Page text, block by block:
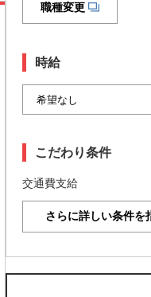
職種変更
時給
こだわり条件
交通費支給
さらに詳しい条件を